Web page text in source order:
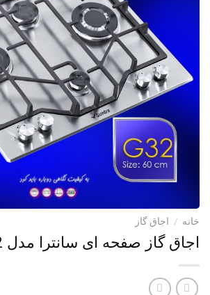
خانه / اجاق گاز
اجاق گاز صفحه ای سانترا مدل G 32